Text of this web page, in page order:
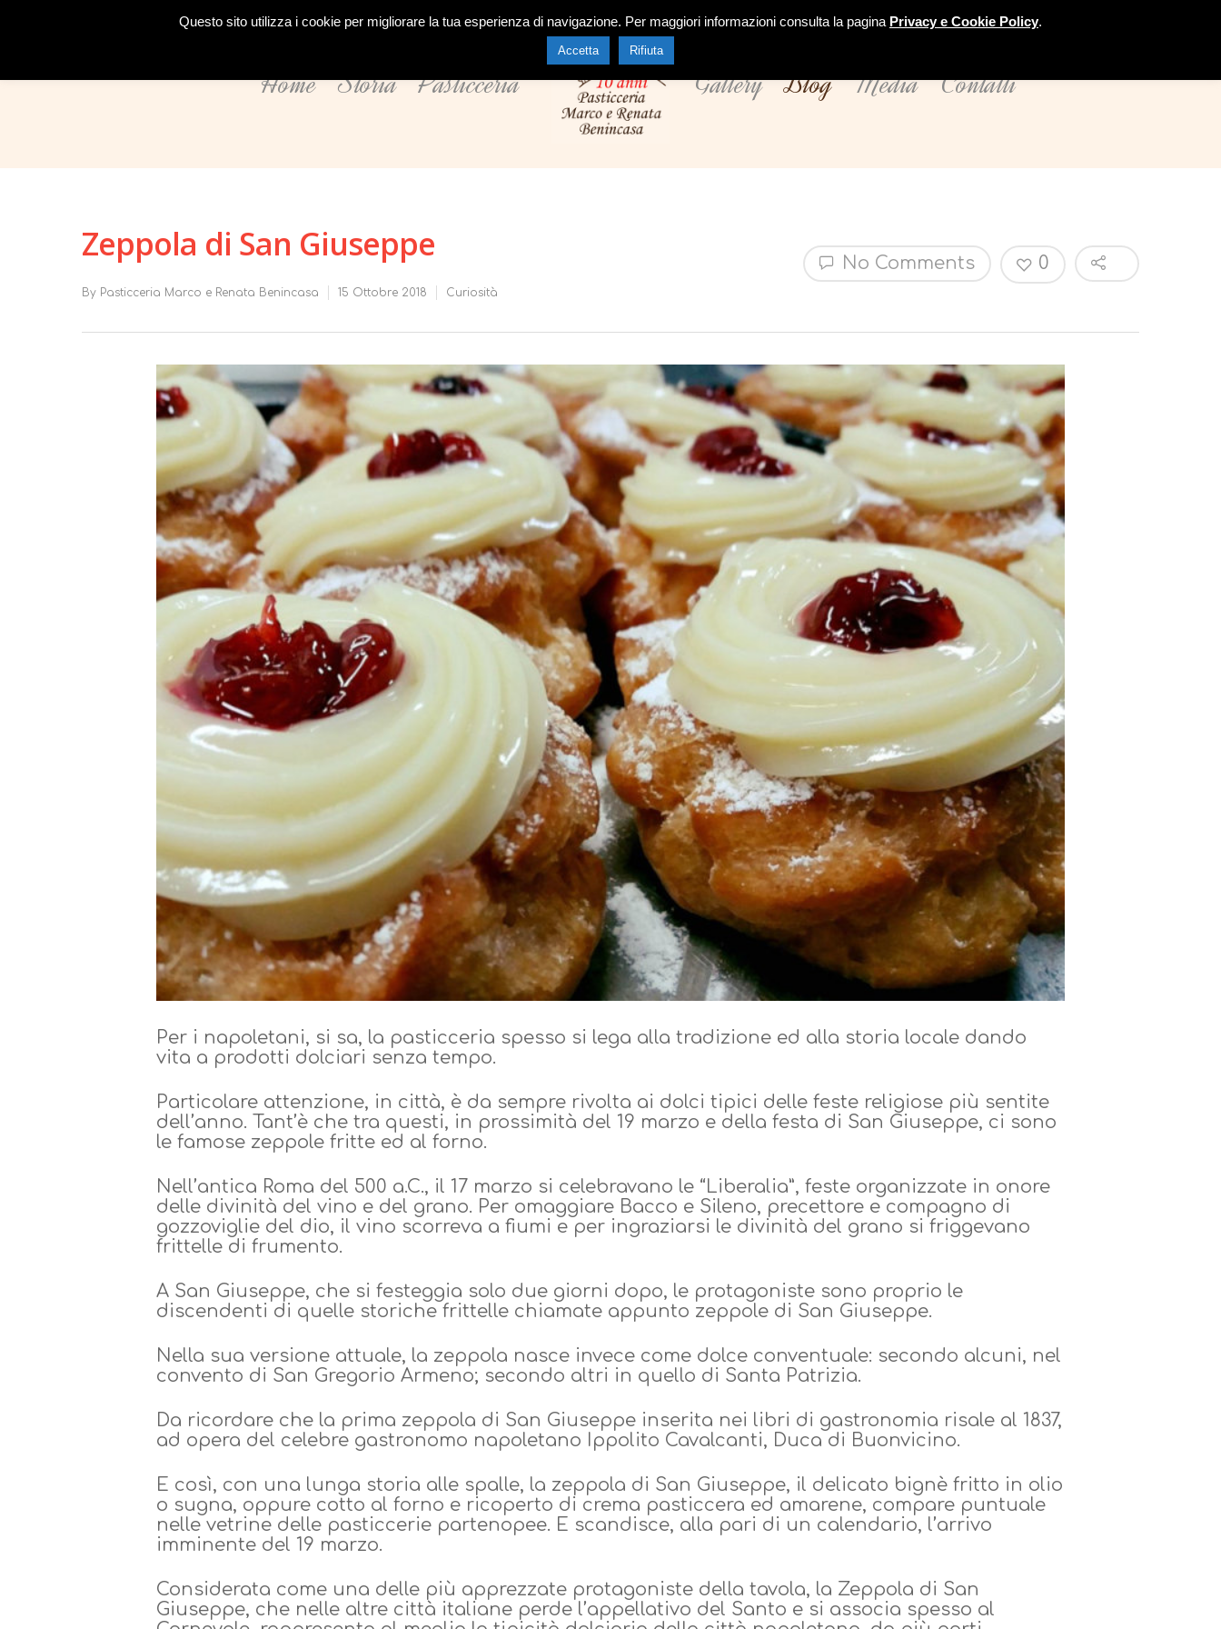
Home Storia Pasticceria Gallery Blog Media Contatti
Zeppola di San Giuseppe
By Pasticceria Marco e Renata Benincasa 15 Ottobre 2018 Curiosità
No Comments 0
Per i napoletani, si sa, la pasticceria spesso si lega alla tradizione ed alla storia locale dando
vita a prodotti dolciari senza tempo.
Particolare attenzione, in città, è da sempre rivolta ai dolci tipici delle feste religiose più sentite
dell’anno. Tant’è che tra questi, in prossimità del 19 marzo e della festa di San Giuseppe, ci sono
le famose zeppole fritte ed al forno.
Nell’antica Roma del 500 a.C., il 17 marzo si celebravano le “Liberalia”, feste organizzate in onore
delle divinità del vino e del grano. Per omaggiare Bacco e Sileno, precettore e compagno di
gozzoviglie del dio, il vino scorreva a fiumi e per ingraziarsi le divinità del grano si friggevano
frittelle di frumento.
A San Giuseppe, che si festeggia solo due giorni dopo, le protagoniste sono proprio le
discendenti di quelle storiche frittelle chiamate appunto zeppole di San Giuseppe.
Nella sua versione attuale, la zeppola nasce invece come dolce conventuale: secondo alcuni, nel
convento di San Gregorio Armeno; secondo altri in quello di Santa Patrizia.
Da ricordare che la prima zeppola di San Giuseppe inserita nei libri di gastronomia risale al 1837,
ad opera del celebre gastronomo napoletano Ippolito Cavalcanti, Duca di Buonvicino.
E così, con una lunga storia alle spalle, la zeppola di San Giuseppe, il delicato bignè fritto in olio
o sugna, oppure cotto al forno e ricoperto di crema pasticcera ed amarene, compare puntuale
nelle vetrine delle pasticcerie partenopee. E scandisce, alla pari di un calendario, l’arrivo
imminente del 19 marzo.
Considerata come una delle più apprezzate protagoniste della tavola, la Zeppola di San
Giuseppe, che nelle altre città italiane perde l’appellativo del Santo e si associa spesso al
Questo sito utilizza i cookie per migliorare la tua esperienza di navigazione. Per maggiori informazioni consulta la pagina Privacy e Cookie Policy.
Accetta Rifiuta